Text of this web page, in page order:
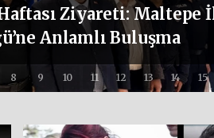
Failleri
8 9 10 11 12 13 14 15